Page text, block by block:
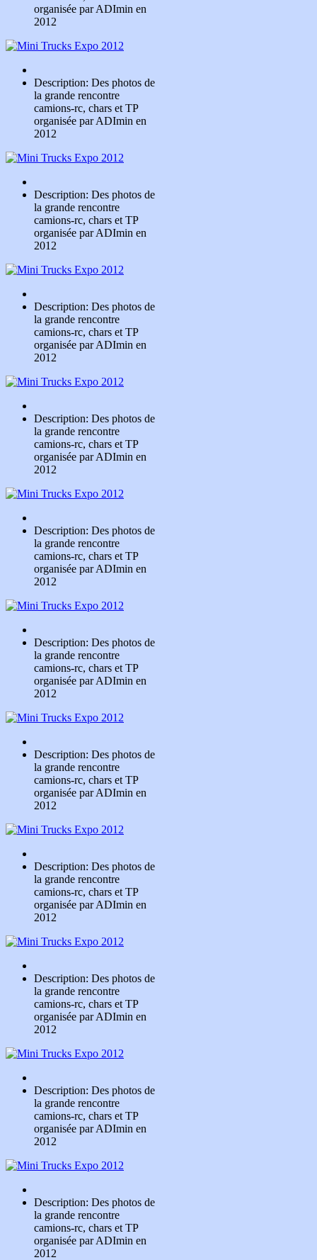
organisée par ADImin en
2012
Description: Des photos de
la grande rencontre
camions-rc, chars et TP
organisée par ADImin en
2012
Description: Des photos de
la grande rencontre
camions-rc, chars et TP
organisée par ADImin en
2012
Description: Des photos de
la grande rencontre
camions-rc, chars et TP
organisée par ADImin en
2012
Description: Des photos de
la grande rencontre
camions-rc, chars et TP
organisée par ADImin en
2012
Description: Des photos de
la grande rencontre
camions-rc, chars et TP
organisée par ADImin en
2012
Description: Des photos de
la grande rencontre
camions-rc, chars et TP
organisée par ADImin en
2012
Description: Des photos de
la grande rencontre
camions-rc, chars et TP
organisée par ADImin en
2012
Description: Des photos de
la grande rencontre
camions-rc, chars et TP
organisée par ADImin en
2012
Description: Des photos de
la grande rencontre
camions-rc, chars et TP
organisée par ADImin en
2012
Description: Des photos de
la grande rencontre
camions-rc, chars et TP
organisée par ADImin en
2012
Description: Des photos de
la grande rencontre
camions-rc, chars et TP
organisée par ADImin en
2012